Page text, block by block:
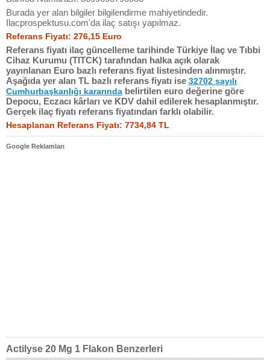
Burada yer alan bilgiler bilgilendirme mahiyetindedir.
Ilacprospektusu.com'da ilaç satışı yapılmaz.
Referans Fiyatı: 276,15 Euro
Referans fiyatı ilaç güncelleme tarihinde Türkiye İlaç ve Tıbbi
Cihaz Kurumu (TITCK) tarafından halka açık olarak
yayınlanan Euro bazlı referans fiyat listesinden alınmıştır.
Aşağıda yer alan TL bazlı referans fiyatı ise 32702 sayılı
Cumhurbaşkanlığı kararında belirtilen euro değerine göre
Depocu, Eczacı kârları ve KDV dahil edilerek hesaplanmıştır.
Gerçek ilaç fiyatı referans fiyatından farklı olabilir.
Hesaplanan Referans Fiyatı: 7734,84 TL
Google Reklamları
Actilyse 20 Mg 1 Flakon Benzerleri